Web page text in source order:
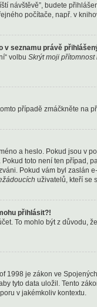
návštěvě”, budete
počítače, např. v
v seznamu právě
volbu Skrýt moji přítomnost
případě zmáčkněte na
a heslo. Pokud jsou v
toto není ten případ,
Pokud vám byl
uživatelů, kteří se
přihlásit?!
To mohlo být z důvodu,
1998 je zákon ve
tyto data uložil. Tento
v jakémkoliv kontextu.